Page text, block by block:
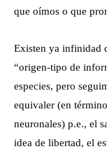
que oímos o que
Existen ya infinidad
“origen-tipo de
especies, pero
equivaler (en
neuronales) p.e., el
idea de libertad, el